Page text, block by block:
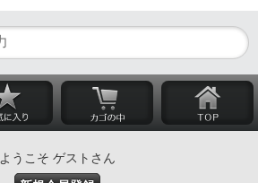
ようこそ ゲストさん